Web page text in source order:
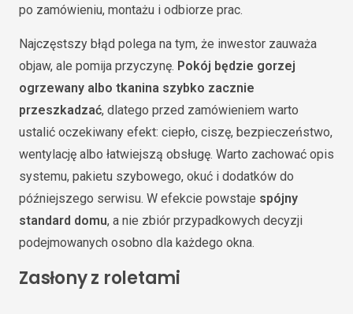
po zamówieniu, montażu i odbiorze prac.
Najczęstszy błąd polega na tym, że inwestor zauważa
objaw, ale pomija przyczynę. Pokój będzie gorzej
ogrzewany albo tkanina szybko zacznie
przeszkadzać, dlatego przed zamówieniem warto
ustalić oczekiwany efekt: ciepło, ciszę, bezpieczeństwo,
wentylację albo łatwiejszą obsługę. Warto zachować opis
systemu, pakietu szybowego, okuć i dodatków do
późniejszego serwisu. W efekcie powstaje spójny
standard domu, a nie zbiór przypadkowych decyzji
podejmowanych osobno dla każdego okna.
Zasłony z roletami